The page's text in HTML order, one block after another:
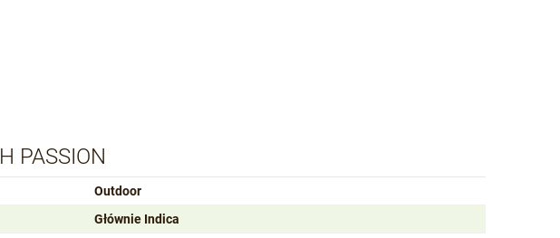
PASSION
Outdoor
Głównie Indica